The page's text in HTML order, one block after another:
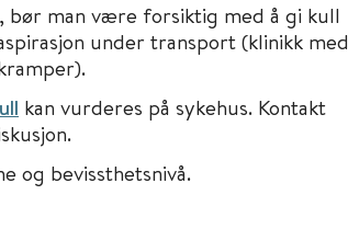
bør man være forsiktig med å gi kull
under transport (klinikk med
kan vurderes på sykehus. Kontakt
og bevissthetsnivå.